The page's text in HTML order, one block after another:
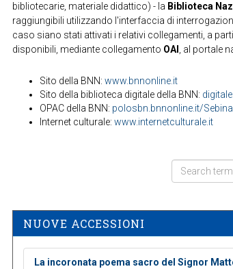
bibliotecarie, materiale didattico) - la Biblioteca
raggiungibili utilizzando l'interfaccia di
caso siano stati attivati i relativi collegamenti, a
disponibili, mediante collegamento OAI , al portale
Sito della BNN: www.bnnonline.it
Sito della biblioteca digitale della BNN:
OPAC della BNN: polosbn.bnnonline.it/
Internet culturale: www.internetculturale.it
NUOVE ACCESSIONI
La incoronata poema sacro del Signor